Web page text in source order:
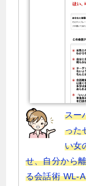
スー
った
い女
せ、自分から
る会話術 WL-